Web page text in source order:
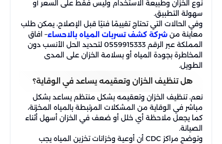
نوع الخزان وطبيعة الاستخدام وليس فقط على السعر أو
سهولة التطبيق.
وفي الحالات التي تحتاج تقييمًا فنيًا قبل الإصلاح، يمكن طلب
معاينة من شركة كشف تسربات المياه بالاحساء– افاق
المملكة عبر الرقم 0559915333 لتحديد الحل الأنسب دون
المخاطرة بجودة المياه أو بسلامة الخزان على المدى
الطويل.
هل تنظيف الخزان وتعقيمه يساعد في الوقاية؟
نعم، تنظيف الخزان وتعقيمه بشكل منتظم يساعد بشكل
مباشر في الوقاية من المشكلات المرتبطة بالمياه المخزنة،
كما يجعل ملاحظة أي خلل أو ضعف في الخزان أسهل أثناء
الصيانة.
وتوضح مراكز CDC أن أوعية وخزانات تخزين المياه يجب